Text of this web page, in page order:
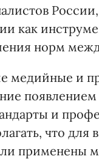
как
норм
медийные и
и
что для
применены